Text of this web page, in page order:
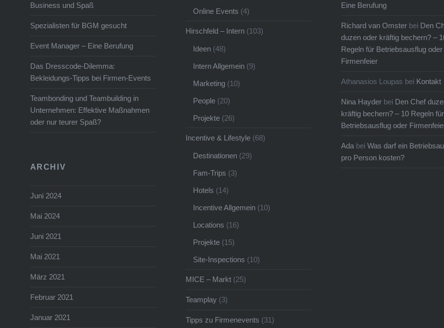
an alle, die in ihrem Job ein,
zweimal im Jahr…
Business und Spaß
Spezialisten für BGM gesucht
Event Manager – Eine Berufung
Das Dresscode-Dilemma:
Bekleidungs-Tipps bei Firmen-Events
Teambonding und Teambuilding in
Unternehmen: Effektive Maßnahmen
oder nur teurer Spaß?
Online Events (4)
Hirschfeld – Intern(103)
Ideen(48)
Intern Allgemein(9)
Marketing(10)
People(20)
Projekte(26)
Incentive & Lifestyle(68)
Destinationen(29)
Fam-Trips (3)
Hotels (14)
Incentive Allgemein(10)
Locations (16)
Projekte(15)
Site-Inspections (10)
MICE – Markt(25)
Teamplay(3)
Tipps zu Firmenevents (31)
Eine Berufung
Richard van Omsterbei Den
duzen oder kräftig bechern? –
Regeln für Betriebsausflug oder
Firmenfeier
Athanasios Loupas bei Kontakt
Nina Hayderbei Den Chef
kräftig bechern? – 10 Regeln für
Betriebsausflug oder
Adabei Was darf ein
pro Person kosten?
ARCHIV
Juni 2024
Mai 2024
Juni 2021
Mai 2021
März 2021
Februar 2021
Januar 2021